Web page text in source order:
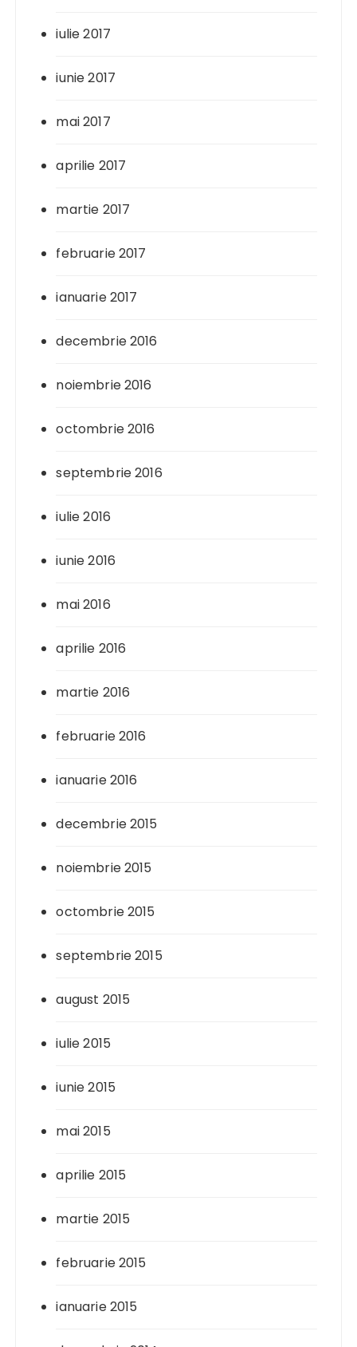
iulie 2017
iunie 2017
mai 2017
aprilie 2017
martie 2017
februarie 2017
ianuarie 2017
decembrie 2016
noiembrie 2016
octombrie 2016
septembrie 2016
iulie 2016
iunie 2016
mai 2016
aprilie 2016
martie 2016
februarie 2016
ianuarie 2016
decembrie 2015
noiembrie 2015
octombrie 2015
septembrie 2015
august 2015
iulie 2015
iunie 2015
mai 2015
aprilie 2015
martie 2015
februarie 2015
ianuarie 2015